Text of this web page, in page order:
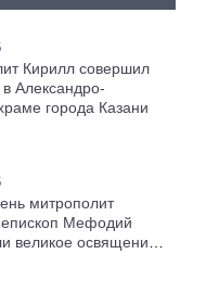
Кирилл совершил
Александро-
города Казани
митрополит
Мефодий
великое освящение